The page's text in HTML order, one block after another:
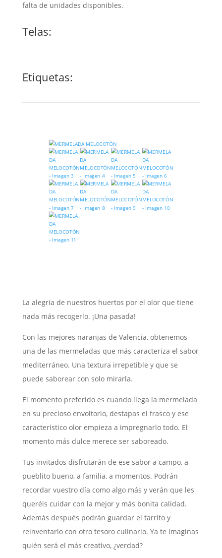
falta de unidades disponibles.
Telas:
Etiquetas:
La alegría de nuestros huertos por el olor que tiene
nada más recogerlo. ¡Una pasada!
Con las mejores naranjas de Valencia, obtenemos
una de las mermeladas que más caracteriza el sabor
mediterráneo. Una textura irrepetible y que se
puede saborear con solo mirarla.
El momento preferido es cuando llega la mermelada
en su precioso envoltorio, destapas el frasco y ese
característico olor empieza a impregnarlo todo. El
momento más dulce merece ser saboreado.
Tus invitados disfrutarán de ese sabor a campo, a
pueblito bueno, a familia, a momentos. Podrán
recordar vuestro día como algo más y verán que les
queréis cuidar con la mejor y más bonita calidad.
Además después podrán guardar el tarrito y
reinventarlo con otro tesoro culinario. Ya te imaginas
quién será el más creativo, ¿verdad?